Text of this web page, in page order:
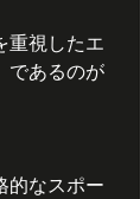
重視したエ
であるのが
的なスポー